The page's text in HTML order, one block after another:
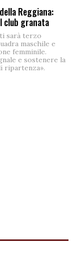
Reggiana:
club granata
sarà terzo
maschile e
femminile.
e sostenere la
ripartenza».